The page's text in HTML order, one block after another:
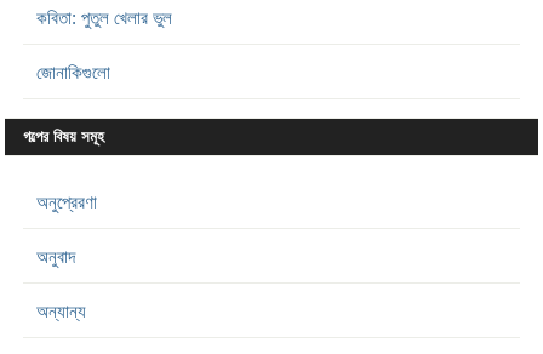
কবিতা: পুতুল খেলার ভুল
জোনাকিগুলো
গল্পের বিষয় সমূহ
অনুপ্রেরণা
অনুবাদ
অন্যান্য